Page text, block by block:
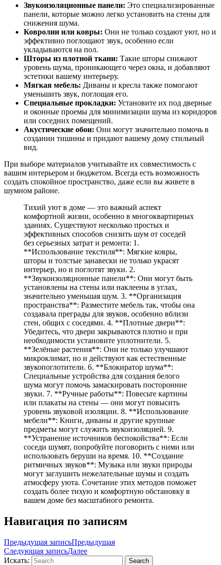
Звукоизоляционные панели: Это специализированные
панели, которые можно легко установить на стены для
снижения шума.
Ковролин или ковры: Они не только создают уют, но и
эффективно поглощают звук, особенно если
укладываются на пол.
Шторы из плотной ткани: Такие шторы снижают
уровень шума, проникающего через окна, и добавляют
эстетики вашему интерьеру.
Мягкая мебель: Диваны и кресла также помогают
уменьшить звук, поглощая его.
Специальные прокладки: Установите их под дверные
и оконные проемы для минимизации шума из коридоров
или соседних помещений.
Акустические обои: Они могут значительно помочь в
создании тишины и придают вашему дому стильный
вид.
При выборе материалов учитывайте их совместимость с
вашим интерьером и бюджетом. Всегда есть возможность
создать спокойное пространство, даже если вы живете в
шумном районе.
Тихий уют в доме — это важный аспект
комфортной жизни, особенно в многоквартирных
зданиях. Существуют несколько простых и
эффективных способов снизить шум от соседей
без серьезных затрат и ремонта: 1.
**Использование текстиля**: Мягкие ковры,
шторы и толстые занавески не только украсят
интерьер, но и поглотят звуки. 2.
**Звукоизоляционные панели**: Они могут быть
установлены на стены или наклеены в углах,
значительно уменьшая шум. 3. **Организация
пространства**: Разместите мебель так, чтобы она
создавала преграды для звуков, особенно вблизи
стен, общих с соседями. 4. **Плотные двери**:
Убедитесь, что двери закрываются плотно и при
необходимости установите уплотнители. 5.
**Зелёные растения**: Они не только улучшают
микроклимат, но и действуют как естественные
звукопоглотители. 6. **Блокиратор шума**:
Специальные устройства для создания белого
шума могут помочь замаскировать посторонние
звуки. 7. **Ручные работы**: Повесьте картины
или плакаты на стены — они могут повысить
уровень звуковой изоляции. 8. **Использование
мебели**: Книги, диваны и другие крупные
предметы могут служить звукоизоляцией. 9.
**Устранение источников беспокойства**: Если
соседи шумят, попробуйте поговорить с ними или
использовать беруши на время. 10. **Создание
ритмичных звуков**: Музыка или звуки природы
могут заглушить нежелательные шумы и создать
атмосферу уюта. Сочетание этих методов поможет
создать более тихую и комфортную обстановку в
вашем доме без масштабного ремонта.
Навигация по записям
Предыдущая записьПредыдущая
Следующая записьДалее
Искать:
Search